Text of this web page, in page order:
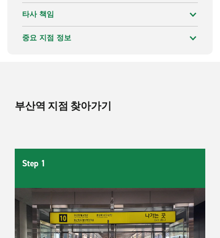
타사 책임
중요 지점 정보
부산역 지점 찾아가기
Step 1